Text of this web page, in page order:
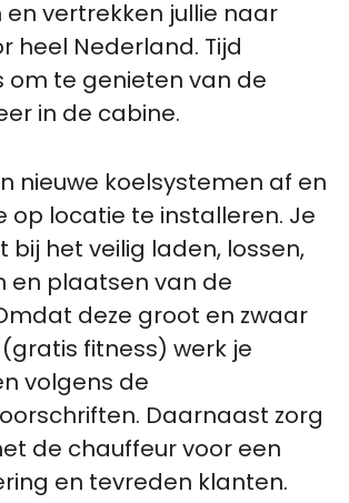
en vertrekken jullie naar
heel Nederland. Tijd
om te genieten van de
in de cabine.
nieuwe koelsystemen af en
op locatie te installeren. Je
bij het veilig laden, lossen,
en plaatsen van de
deze groot en zwaar
(gratis fitness) werk je
volgens de
Daarnaast zorg
de chauffeur voor een
en tevreden klanten.